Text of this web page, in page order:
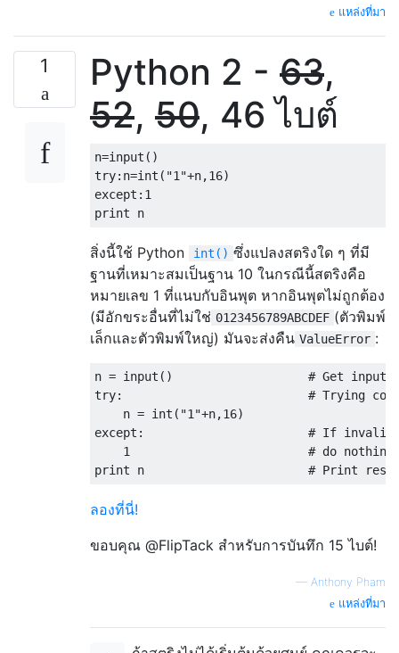
แหล่งที่มา
1 Python 2 - 63,
52, 50, 46 ไบต์
n=input()
try:n=int("1"+n,16)
except:1
สิ่งนี้ใช้ Python int() ซึ่งแปลงสตริงใด ๆ ที่มี
ฐานที่เหมาะสมเป็นฐาน 10 ในกรณีนี้สตริงคือ
หมายเลข 1 ที่แนบกับอินพุต หากอินพุตไม่ถูกต้อง
(มีอักขระอื่นที่ไม่ใช่ 0123456789ABCDEF (ตัวพิมพ์
เล็กและตัวพิมพ์ใหญ่) มันจะส่งคืน ValueError :
n = input()                   # Get input
try:                          # Trying
    n = int("1"+n,16)
except:                       # If invalid
1                         # do nothing
ลองที่นี่!
ขอบคุณ @FlipTack สำหรับการบันทึก 15 ไบต์!
— Anthony Pham
แหล่งที่มา